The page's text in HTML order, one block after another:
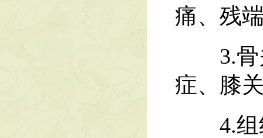
痛、残
3.骨关
症、膝
4.组织